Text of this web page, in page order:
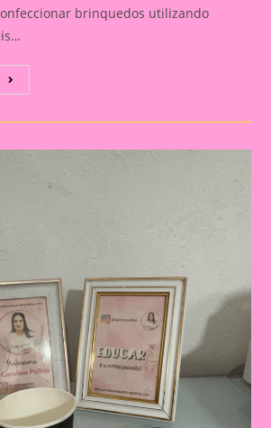
brinquedos utilizando
Transformando
Reciclagem
De
Confeccionar
Educação
Infantil
E
Ensino
Fundamental